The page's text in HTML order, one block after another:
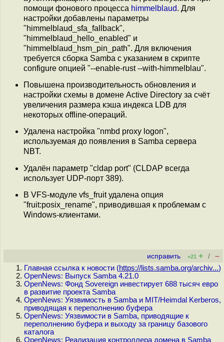
помощи фонового процесса himmelblaud. Для
настройки добавлены параметры
"himmelblaud_sfa_fallback",
"himmelblaud_hello_enabled" и
"himmelblaud_hsm_pin_path". Для включения
требуется сборка Samba с указанием в скрипте
configure опцией "--enable-rust --with-himmelblau".
Повышена производительность обновления и
настройки схемы в домене Active Directory за счёт
увеличения размера кэша индекса LDB для
некоторых offline-операций.
Удалена настройка "nmbd proxy logon",
используемая до появления в Samba сервера
NBT.
Удалён параметр "cldap port" (CLDAP всегда
использует UDP-порт 389).
В VFS-модуле vfs_fruit удалена опция
"fruit:posix_rename", приводившая к проблемам с
Windows-клиентами.
исправить +21 + / –
Главная ссылка к новости (https://lists.samba.org/archiv...)
OpenNews: Выпуск Samba 4.21.0
OpenNews: Фонд Sovereign инвестирует 688 тысяч евро
в развитие проекта Samba
OpenNews: Уязвимость в Samba и MIT/Heimdal Kerberos,
приводящая к переполнению буфера
OpenNews: Уязвимости в Samba, приводящие к
переполнению буфера и выходу за границу базового
каталога
OpenNews: Реализация контроллера домена в Samba